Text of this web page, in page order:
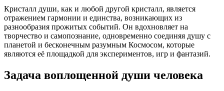
Кристалл души, как и любой другой кристалл, является
отражением гармонии и единства, возникающих из
разнообразия прожитых событий. Он вдохновляет на
творчество и самопознание, одновременно соединяя душу с
планетой и бесконечным разумным Космосом, которые
являются её площадкой для экспериментов, игр и фантазий.
Задача воплощенной души человека